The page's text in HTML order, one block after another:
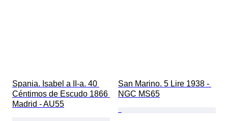
Spania. Isabel a II-a. 40
Céntimos de Escudo 1866
Madrid - AU55
San Marino. 5 Lire 1938 -
NGC MS65